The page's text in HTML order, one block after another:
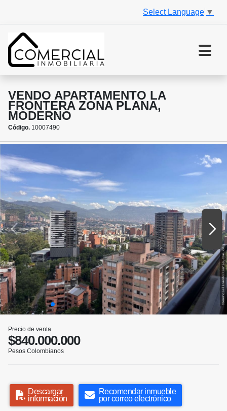
Select Language ▼
VENDO APARTAMENTO LA
FRONTERA ZONA PLANA,
MODERNO
Código. 10007490
Precio de venta
$840.000.000
Pesos Colombianos
Descargar
información
Recomendar inmueble
por correo electrónico